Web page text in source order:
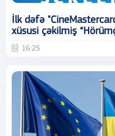
İlk dəfə
xüsusi çəkilmiş
16:25